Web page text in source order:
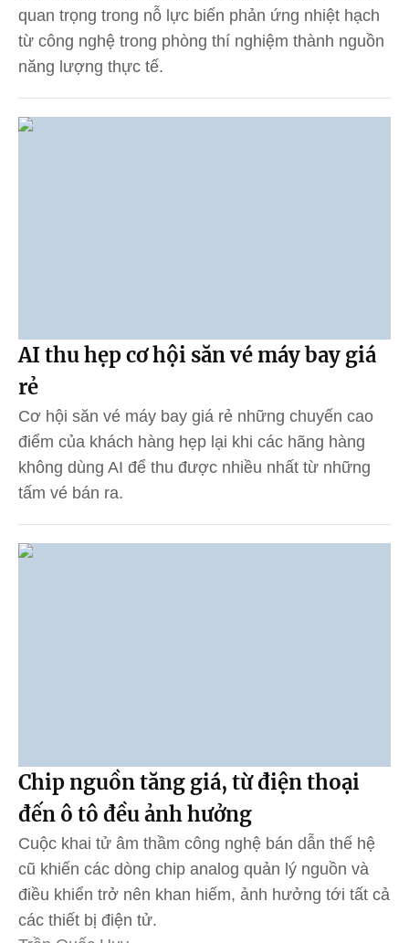
quan trọng trong nỗ lực biến phản ứng nhiệt hạch
từ công nghệ trong phòng thí nghiệm thành nguồn
năng lượng thực tế.
AI thu hẹp cơ hội săn vé máy bay giá
rẻ
Cơ hội săn vé máy bay giá rẻ những chuyến cao
điểm của khách hàng hẹp lại khi các hãng hàng
không dùng AI để thu được nhiều nhất từ những
tấm vé bán ra.
Chip nguồn tăng giá, từ điện thoại
đến ô tô đều ảnh hưởng
Cuộc khai tử âm thầm công nghệ bán dẫn thế hệ
cũ khiến các dòng chip analog quản lý nguồn và
điều khiển trở nên khan hiếm, ảnh hưởng tới tất cả
các thiết bị điện tử.